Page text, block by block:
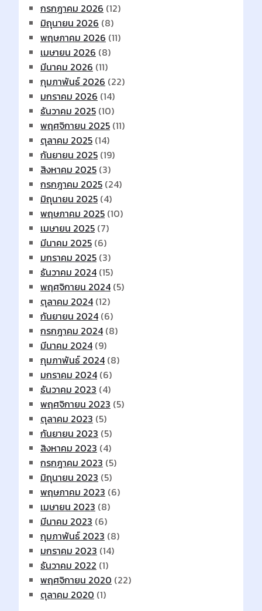
กรกฎาคม 2026 (12)
มิถุนายน 2026 (8)
พฤษภาคม 2026 (11)
เมษายน 2026 (8)
มีนาคม 2026 (11)
กุมภาพันธ์ 2026 (22)
มกราคม 2026 (14)
ธันวาคม 2025 (10)
พฤศจิกายน 2025 (11)
ตุลาคม 2025 (14)
กันยายน 2025 (19)
สิงหาคม 2025 (3)
กรกฎาคม 2025 (24)
มิถุนายน 2025 (4)
พฤษภาคม 2025 (10)
เมษายน 2025 (7)
มีนาคม 2025 (6)
มกราคม 2025 (3)
ธันวาคม 2024 (15)
พฤศจิกายน 2024 (5)
ตุลาคม 2024 (12)
กันยายน 2024 (6)
กรกฎาคม 2024 (8)
มีนาคม 2024 (9)
กุมภาพันธ์ 2024 (8)
มกราคม 2024 (6)
ธันวาคม 2023 (4)
พฤศจิกายน 2023 (5)
ตุลาคม 2023 (5)
กันยายน 2023 (5)
สิงหาคม 2023 (4)
กรกฎาคม 2023 (5)
มิถุนายน 2023 (5)
พฤษภาคม 2023 (6)
เมษายน 2023 (8)
มีนาคม 2023 (6)
กุมภาพันธ์ 2023 (8)
มกราคม 2023 (14)
ธันวาคม 2022 (1)
พฤศจิกายน 2020 (22)
ตุลาคม 2020 (1)